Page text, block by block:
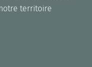
territoire